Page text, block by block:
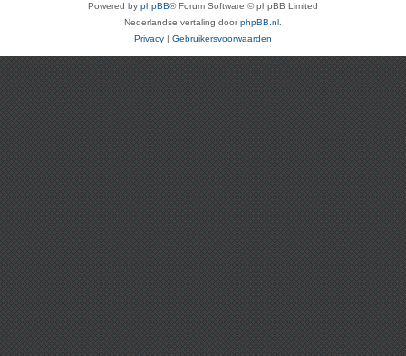
Powered by phpBB® Forum Software © phpBB Limited
Nederlandse vertaling doorphpBB.nl
Privacy | Gebruikersvoorwaarden